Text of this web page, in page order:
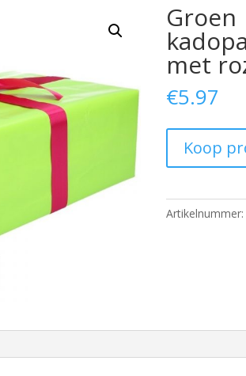
Groen
met
€5.97
Koop
Artikelnummer: